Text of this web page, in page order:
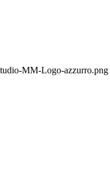
MM-Logo-azzurro.png